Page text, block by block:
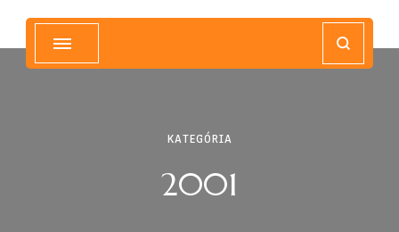
KATEGÓRIA
2001